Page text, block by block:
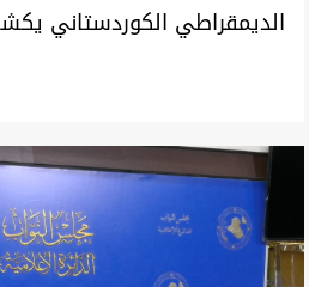
الديمقراطي الكوردستاني